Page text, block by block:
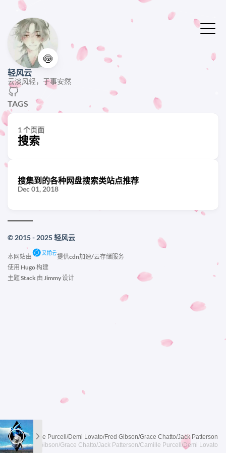
🍥
轻风云
云淡风轻，于事安然
TAGS
1 个页面
搜索
搜集到的各种网盘搜索类站点推荐
Dec 01, 2018
© 2015 - 2025 轻风云
本网站由
提供cdn加速/云存储服务
使用 Hugo构建
主题Stack 由 Jimmy设计
作词 : Camille Purcell/Demi Lovato/Fred Gibson/Grace Chatto/Jack Patterson
作曲 : Fred Gibson/Grace Chatto/Jack Patterson/Camille Purcell/Demi Lovato